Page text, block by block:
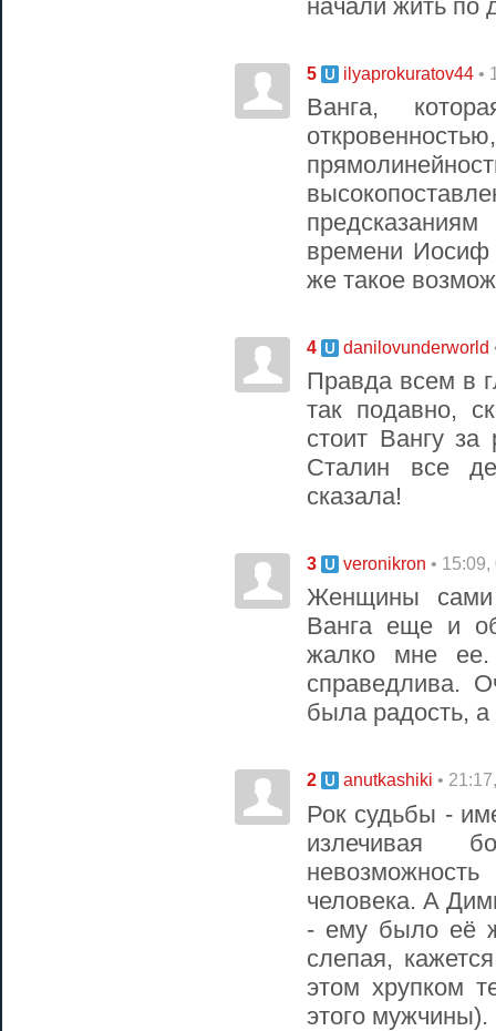
начали жить по
5 ilyaprokuratov44 •
Ванга,
времени Иосиф
же такое
4 danilovunderworld
Правда всем в
так подавно,
стоит Вангу
Сталин все
сказала!
3 veronikron •
Женщины
Ванга еще и
жалко мне
справедлива.
была радость,
2 anutkashiki •
Рок судьбы -
излечивая
человека. А
- ему было её
слепая,
этом хрупком
этого мужчины).